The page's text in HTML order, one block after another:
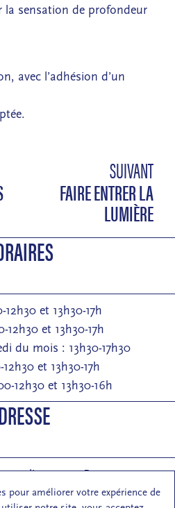
pour améliorer votre expérience de
la sensation de profondeur
avec l’adhésion d’un
SUIVANT
FAIRE ENTRER LA
LUMIÈRE
et 13h30-17h
et 13h30-17h
du mois : 13h30-17h30
et 13h30-17h
12h30 et 13h30-16h
25000 Besançon
25000 Besançon